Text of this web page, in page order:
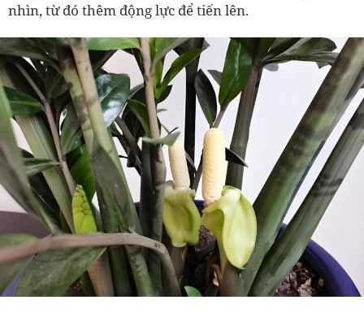
nhìn, từ đó thêm động lực để tiến lên.